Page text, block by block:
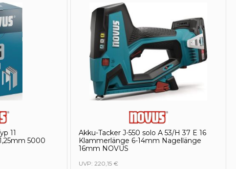
11
5000
Akku-Tacker J-550 solo A 53/H 37 E 16
Klammerlänge 6-14mm Nagellänge
16mm NOVUS
UVP:220,15 €